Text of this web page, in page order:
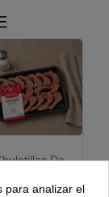
De
Gramos)
para analizar el